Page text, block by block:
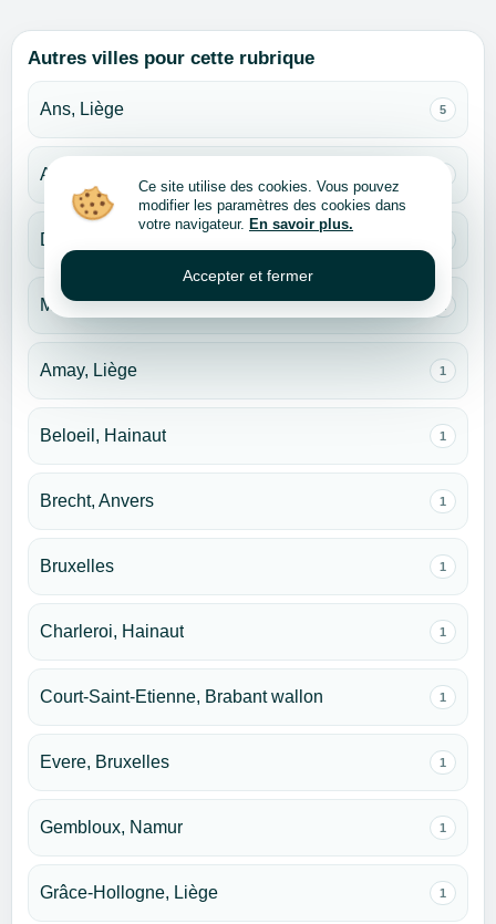
Autres villes pour cette rubrique
Ans, Liège 5
Antwerpen, Anvers
Dilbeek, Brabant flamand
Mons, Hainaut
Amay, Liège 1
Beloeil, Hainaut 1
Brecht, Anvers 1
Bruxelles 1
Charleroi, Hainaut 1
Court-Saint-Etienne, Brabant wallon 1
Evere, Bruxelles 1
Gembloux, Namur 1
Grâce-Hollogne, Liège 1
Ce site utilise des cookies. Vous pouvez
modifier les paramètres des cookies dans
votre navigateur. En savoir plus.
Accepter et fermer